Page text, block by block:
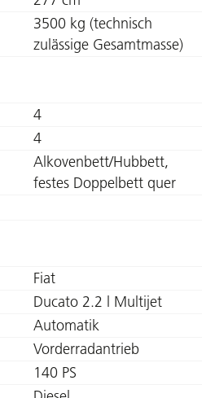
3500 kg (technisch
zulässige Gesamtmasse)
4
4
Alkovenbett/Hubbett,
festes Doppelbett quer
Fiat
Ducato 2.2 l Multijet
Automatik
Vorderradantrieb
140 PS